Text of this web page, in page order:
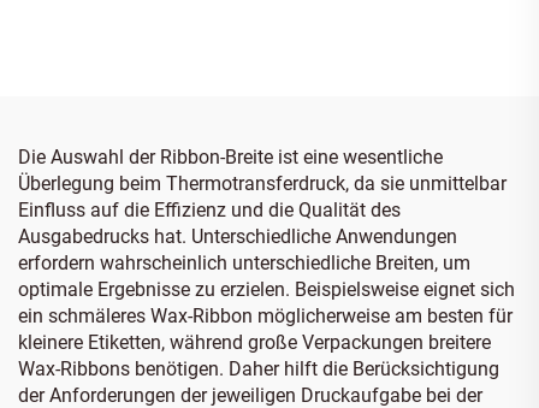
Die Auswahl der Ribbon-Breite ist eine wesentliche
Überlegung beim Thermotransferdruck, da sie unmittelbar
Einfluss auf die Effizienz und die Qualität des
Ausgabedrucks hat. Unterschiedliche Anwendungen
erfordern wahrscheinlich unterschiedliche Breiten, um
optimale Ergebnisse zu erzielen. Beispielsweise eignet sich
ein schmäleres Wax-Ribbon möglicherweise am besten für
kleinere Etiketten, während große Verpackungen breitere
Wax-Ribbons benötigen. Daher hilft die Berücksichtigung
der Anforderungen der jeweiligen Druckaufgabe bei der